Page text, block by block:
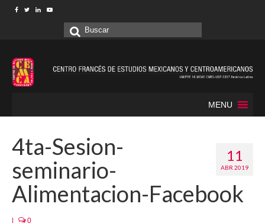
Buscar
MENU
11
ABR 2019
4ta-Sesion-
seminario-
Alimentacion-Facebook
0